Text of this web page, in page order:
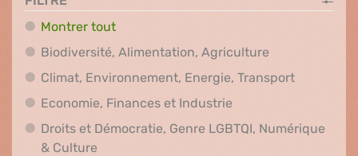
Montrer tout
Biodiversité, Alimentation, Agriculture
Climat, Environnement, Energie, TransportClimat,
Economie, Finances et IndustrieEconomie, Finances
Droits et Démocratie, Genre LGBTQI, Numérique
& Culture